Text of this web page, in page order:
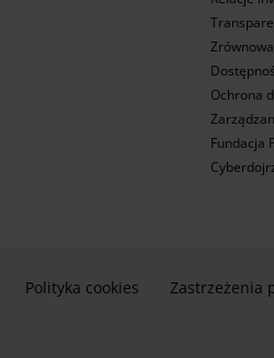
Ochrona
Fundacja
Polityka cookies Zastrzeżenia